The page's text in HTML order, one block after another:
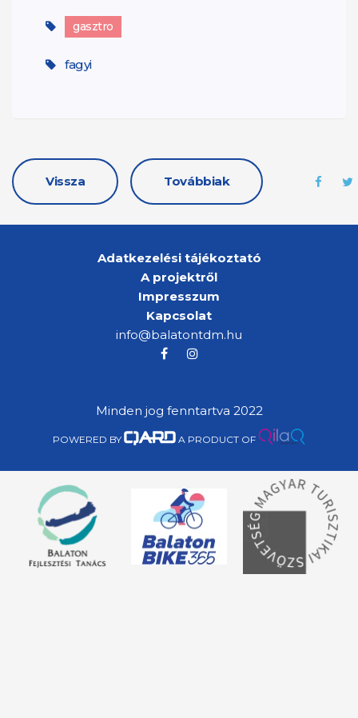
gasztro
fagyi
Vissza Továbbiak
Adatkezelési tájékoztató
A projektről
Impresszum
Kapcsolat
info@balatontdm.hu
Minden jog fenntartva 2022
POWERED BY A PRODUCT OF